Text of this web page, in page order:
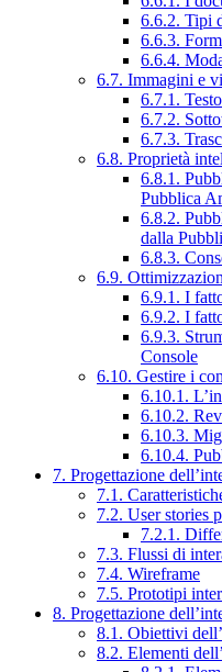
6.6.2. Tipi
6.6.3.
6.6.4.
6.7. Immagini e
6.7.1.
6.7.2.
6.7.3.
6.8. Proprietà
6.8.1.
Pubblica
6.8.2.
dalla
6.8.3.
6.9.
6.9.1. I
6.9.2. I
6.9.3.
Console
6.10. Gestire i
6.10.1.
6.10.2.
6.10.3.
6.10.4.
7. Progettazione
7.1.
7.2. User stories
7.2.1.
7.3. Flussi di
7.4. Wireframe
7.5. Prototipi
8. Progettazione
8.1. Obiettivi
8.2. Elementi